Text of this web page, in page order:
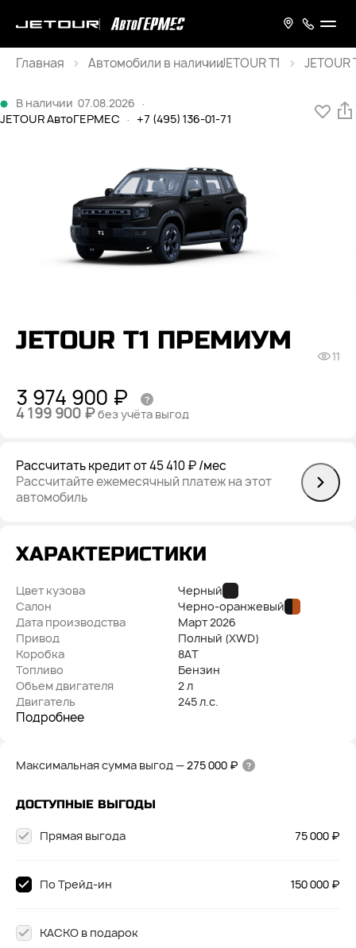
Главная
JETOUR T1
В наличии 07.08.2026 ·
JETOUR АвтоГЕРМЕС · +7 (495) 136-01-71
JETOUR T1 ПРЕМИУМ
11
3 974 900 ₽
4 199 900 ₽без учёта выгод
Рассчитать кредитот 45 410 ₽/мес
Рассчитайте ежемесячный платеж на этот
автомобиль
ХАРАКТЕРИСТИКИ
Цвет кузова
Черный
Салон
Черно-оранжевый
Дата производства
Март2026
Привод
Полный (XWD)
Коробка
8AT
Топливо
Бензин
Объем двигателя
2 л
Двигатель
245 л.с.
Подробнее
Максимальная сумма выгод—275 000 ₽
ДОСТУПНЫЕ ВЫГОДЫ
75 000 ₽
Прямая выгода
150 000 ₽
По Трейд-ин
КАСКО в подарок